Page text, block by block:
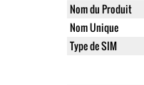
Nom du Produit
Nom Unique
Type de SIM